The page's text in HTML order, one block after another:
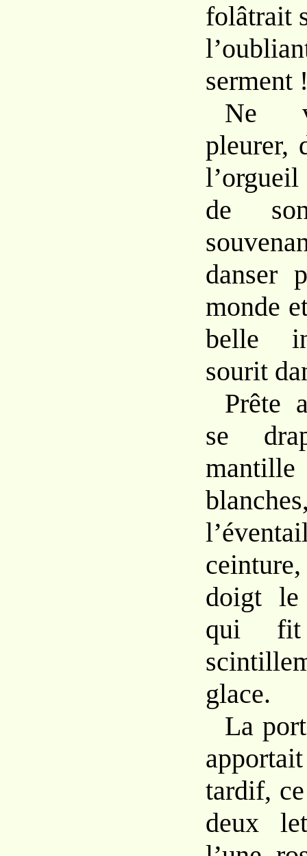
folâtrait
serment
Ne
pleurer,
de
danser
monde
belle
sourit
Prête
se
doigt
qui
glace.
La
tardif,
deux